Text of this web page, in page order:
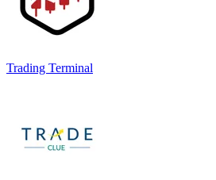
Trading Terminal